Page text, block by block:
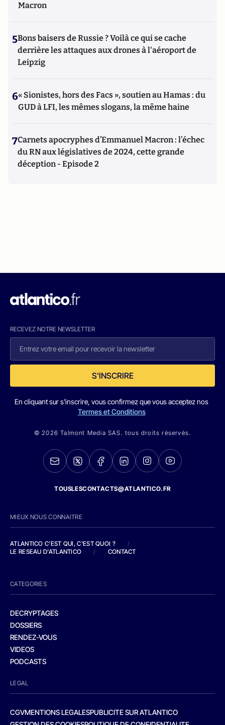
Macron
5Bons baisers de Russie ? Voilà ce qui se cache
derrière les attaques aux drones à l'aéroport de
Leipzig
6« Sionistes, hors des Facs », soutien au Hamas : du
GUD à LFI, les mêmes slogans, la même haine
7Carnets apocryphes d’Emmanuel Macron : l’échec
du RN aux législatives de 2024, cette grande
déception - Episode 2
RECEVEZ NOTRE NEWSLETTER
S'INSCRIRE
En cliquant sur s'inscrire, vous confirmez que vous acceptez nos
Termes et Conditions
© 2026 Talmont Media SAS. tous droits réservés.
TOUSLESCONTACTS@ATLANTICO.FR
MIEUX NOUS CONNAITRE
ATLANTICO C'EST QUI, C'EST QUOI ?
/
LE RESEAU D'ATLANTICO
/ CONTACT
CATEGORIES
DECRYPTAGES
DOSSIERS
RENDEZ-VOUS
VIDEOS
PODCASTS
LEGAL
CGVMENTIONS LEGALESPUBLICITE SUR ATLANTICO